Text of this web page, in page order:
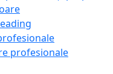
profesionale